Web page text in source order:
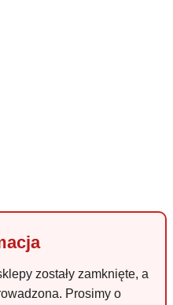
zostały zamknięte, a
Prosimy o